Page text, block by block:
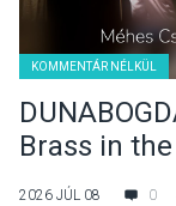
KOMMENTÁR NÉLKÜL
Brass in
2026 JÚL 08 0